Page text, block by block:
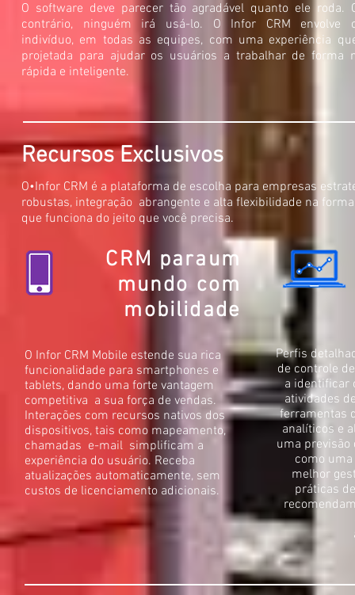
O software deve parecer tão agradável quanto ele roda.
contrário, ninguém irá usá-lo. O Infor CRM envolve
indivíduo, em todas as equipes, com uma experiência
projetada para ajudar os usuários a trabalhar de forma
rápida e inteligente.
Recursos Exclusivos
O•Infor CRM é a plataforma de escolha para empresas
robustas, integração abrangente e alta flexibilidade na
que funciona do jeito que você precisa.
CRM paraum
mundo com
mobilidade
O Infor CRM Mobile estende sua rica
funcionalidade para smartphones e
tablets, dando uma forte vantagem
competitiva a sua força de vendas.
Interações com recursos nativos dos
dispositivos, tais como mapeamento,
chamadas e-mail simplificam a
experiência do usuário. Receba
atualizações automaticamente, sem
custos de licenciamento adicionais.
Perfis
de controle
a identificar
atividades
ferramentas
analíticos e
uma previsão
como
melhor
práticas